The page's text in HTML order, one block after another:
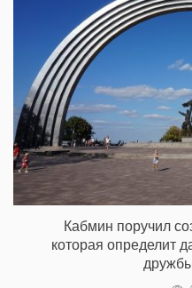
Кабмин поручил
которая определит